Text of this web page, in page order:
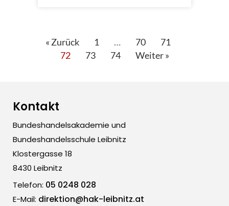
« Zurück 1 … 70
71
72
73 74 Weiter »
Kontakt
Bundeshandelsakademie und
Bundeshandelsschule Leibnitz
Klostergasse 18
8430 Leibnitz
Telefon: 05 0248 028
E-Mail: direktion@hak-leibnitz.at